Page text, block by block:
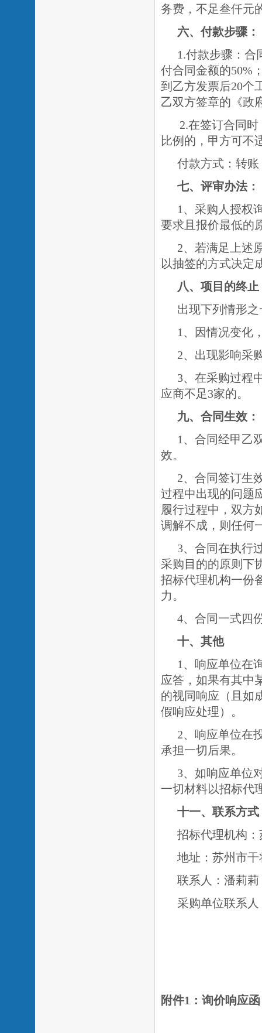
务费，不足叁仟元
六、付款步骤：
1.付款步骤：合
付合同金额的50%
到乙方发票后20个
乙双方签章的《政
2.在签订合同
比例的，甲方可不
付款方式：转账
七、评审办法：
1、采购人授权
要求且报价最低的
2、若满足上述
以抽签的方式决定
八、项目的终止
出现下列情形
1、因情况变化
2、出现影响采
3、在采购过程
应商不足3家的。
九、合同生效：
1、合同经甲乙
效。
2、合同签订生
过程中出现的问题
履行过程中，双方
调解不成，则任何
3、合同在执行
采购目的的原则下
招标代理机构一份
力。
4、合同一式四
十、其他
1、响应单位在
应答，如果有其中
的视同响应（且如
假响应处理）。
2、响应单位在
承担一切后果。
3、如响应单位
一切材料以招标代
十一、联系方式
招标代理机构
地址：苏州市干
联系人：潘莉莉
采购单位
附件1 ：询价响应函